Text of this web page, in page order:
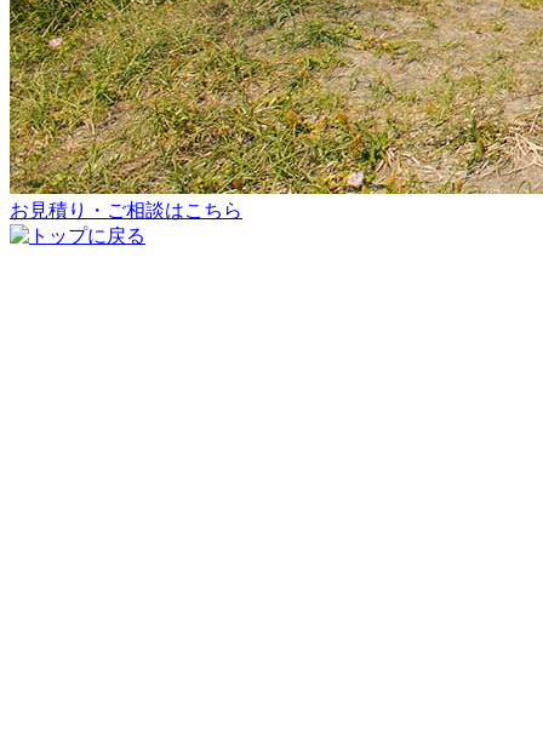
お見積り・ご相談はこちら